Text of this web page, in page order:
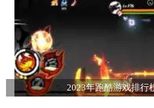
2023年跑酷游戏排行